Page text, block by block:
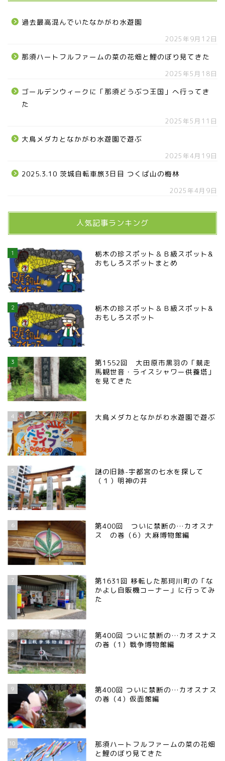
過去最高混んでいたなかがわ水遊園
2025年9月12日
那須ハートフルファームの菜の花畑と鯉のぼり見てきた
2025年5月18日
ゴールデンウィークに「那須どうぶつ王国」へ行ってき
た
2025年5月11日
大鳥メダカとなかがわ水遊園で遊ぶ
2025年4月19日
2025.3.10 茨城自転車旅3日目 つくば山の梅林
2025年4月9日
人気記事ランキング
1
栃木の珍スポット＆Ｂ級スポット&
おもしろスポットまとめ
2
栃木の珍スポット＆Ｂ級スポット&
おもしろスポット
3
第1552回 大田原市黒羽の「競走
馬観世音・ライスシャワー供養塔」
を見てきた
4 大鳥メダカとなかがわ水遊園で遊ぶ
5
謎の旧跡-宇都宮の七水を探して
（１）明神の井
6
第400回 ついに禁断の…カオスナ
ス の巻（6）大麻博物館編
7
第1631回 移転した那珂川町の「な
かよし自販機コーナー」に行ってみ
た
8
第400回 ついに禁断の…カオスナス
の巻（1）戦争博物館編
9
第400回 ついに禁断の…カオスナス
の巻（4）仮面館編
10
那須ハートフルファームの菜の花畑
と鯉のぼり見てきた